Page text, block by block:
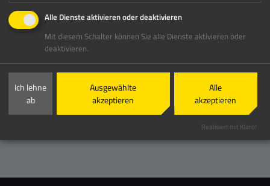
Gebrauchtmaschinen
Eintausch- und Mietrückgangsmaschinen
kommen immer wieder an.
Mehr erfahren
Alle Dienste aktivieren oder deaktivieren
Mit diesem Schalter können Sie alle Dienste aktivieren oder
deaktivieren.
Ich lehne
ab
Ausgewählte
akzeptieren
Alle
akzeptieren
Realisiert mit Klaro!